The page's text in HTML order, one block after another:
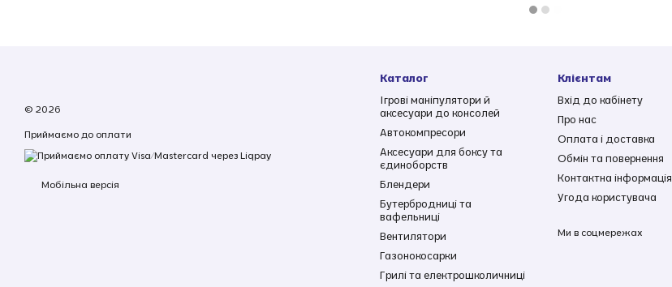
© 2026
Приймаємо до оплати
Мобільна версія
Каталог
Ігрові маніпулятори й
аксесуари до консолей
Автокомпресори
Аксесуари для боксу та
єдиноборств
Блендери
Бутербродниці та
вафельниці
Вентилятори
Газонокосарки
Грилі та електрошколичниці
Клієнтам
Вхід до кабінету
Про нас
Оплата і доставка
Обмін та повернення
Контактна інформація
Угода користувача
Ми в соцмережах